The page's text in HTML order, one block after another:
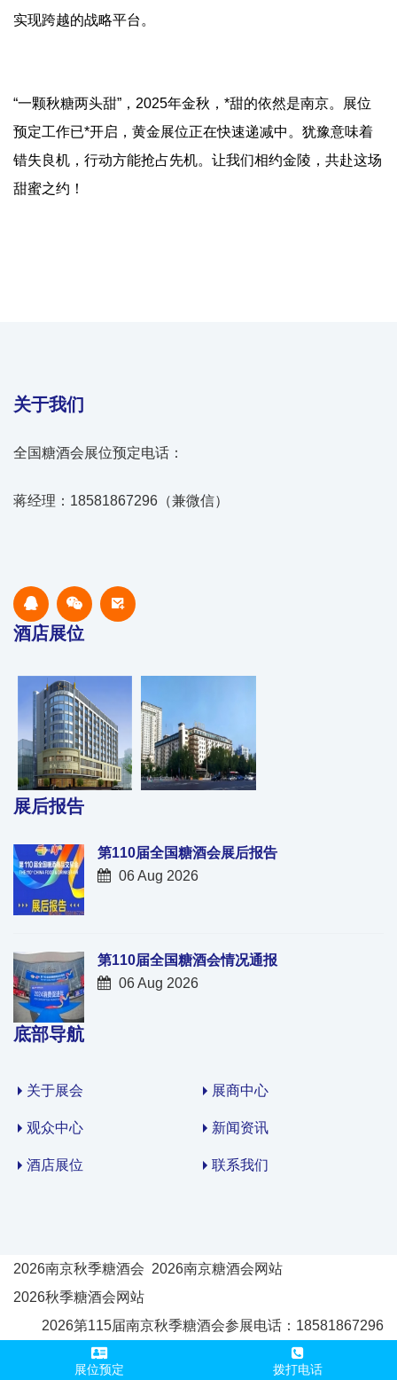
实现跨越的战略平台。
“一颗秋糖两头甜”，2025年金秋，*甜的依然是南京。展位
预定工作已*开启，黄金展位正在快速递减中。犹豫意味着
错失良机，行动方能抢占先机。让我们相约金陵，共赴这场
甜蜜之约！
关于我们
全国糖酒会展位预定电话：
蒋经理：18581867296（兼微信）
酒店展位
展后报告
第110届全国糖酒会展后报告
06 Aug 2026
第110届全国糖酒会情况通报
06 Aug 2026
底部导航
关于展会 展商中心
观众中心 新闻资讯
酒店展位 联系我们
2026南京秋季糖酒会 2026南京糖酒会网站
2026秋季糖酒会网站
2026第115届南京秋季糖酒会参展电话：18581867296
展位预定 拨打电话